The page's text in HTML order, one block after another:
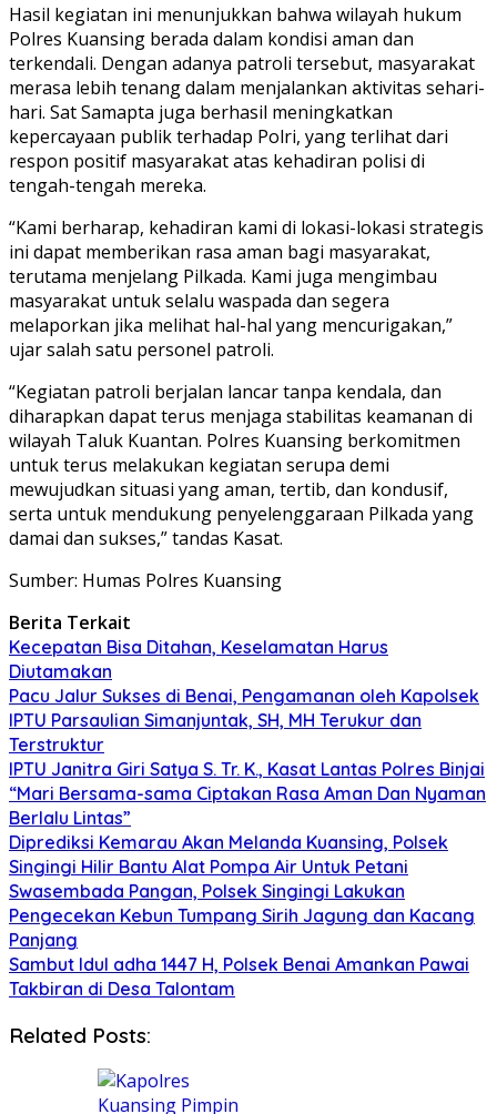
Hasil kegiatan ini menunjukkan bahwa wilayah hukum
Polres Kuansing berada dalam kondisi aman dan
terkendali. Dengan adanya patroli tersebut, masyarakat
merasa lebih tenang dalam menjalankan aktivitas sehari-
hari. Sat Samapta juga berhasil meningkatkan
kepercayaan publik terhadap Polri, yang terlihat dari
respon positif masyarakat atas kehadiran polisi di
tengah-tengah mereka.
“Kami berharap, kehadiran kami di lokasi-lokasi strategis
ini dapat memberikan rasa aman bagi masyarakat,
terutama menjelang Pilkada. Kami juga mengimbau
masyarakat untuk selalu waspada dan segera
melaporkan jika melihat hal-hal yang mencurigakan,”
ujar salah satu personel patroli.
“Kegiatan patroli berjalan lancar tanpa kendala, dan
diharapkan dapat terus menjaga stabilitas keamanan di
wilayah Taluk Kuantan. Polres Kuansing berkomitmen
untuk terus melakukan kegiatan serupa demi
mewujudkan situasi yang aman, tertib, dan kondusif,
serta untuk mendukung penyelenggaraan Pilkada yang
damai dan sukses,” tandas Kasat.
Sumber: Humas Polres Kuansing
Berita Terkait
Kecepatan Bisa Ditahan, Keselamatan Harus
Diutamakan
Pacu Jalur Sukses di Benai, Pengamanan oleh Kapolsek
IPTU Parsaulian Simanjuntak, SH, MH Terukur dan
Terstruktur
IPTU Janitra Giri Satya S. Tr. K., Kasat Lantas Polres Binjai
“Mari Bersama-sama Ciptakan Rasa Aman Dan Nyaman
Berlalu Lintas”
Diprediksi Kemarau Akan Melanda Kuansing, Polsek
Singingi Hilir Bantu Alat Pompa Air Untuk Petani
Swasembada Pangan, Polsek Singingi Lakukan
Pengecekan Kebun Tumpang Sirih Jagung dan Kacang
Panjang
Sambut Idul adha 1447 H, Polsek Benai Amankan Pawai
Takbiran di Desa Talontam
Related Posts: